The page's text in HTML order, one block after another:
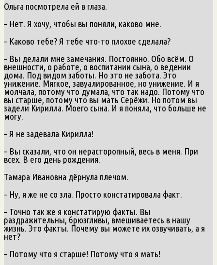
Ольга посмотрела ей в глаза.
– Нет. Я хочу, чтобы вы поняли, каково мне.
– Каково тебе? Я тебе что-то плохое сделала?
– Вы делали мне замечания. Постоянно. Обо всём. О
внешности, о работе, о воспитании сына, о ведении
дома. Под видом заботы. Но это не забота. Это
унижение. Мягкое, завуалированное, но унижение. И я
молчала, потому что думала, что так надо. Потому что
вы старше, потому что вы мать Серёжи. Но потом вы
задели Кирилла. Моего сына. И я поняла, что больше не
могу.
– Я не задевала Кирилла!
– Вы сказали, что он нерасторопный, весь в меня. При
всех. В его день рождения.
Тамара Ивановна дёрнула плечом.
– Ну, я же не со зла. Просто констатировала факт.
– Точно так же я констатирую факты. Вы
раздражительны, брюзгливы, вмешиваетесь в нашу
жизнь. Это факты. Почему вы можете их озвучивать, а я
нет?
– Потому что я старше! Потому что я мать!